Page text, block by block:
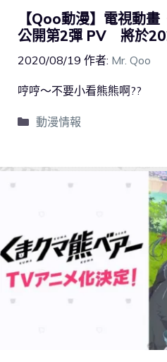
【Qoo動漫】電視動畫
公開第2彈 PV 將於
2020/08/19 作者: Mr. Qoo
哼哼～不要小看熊熊啊??
動漫情報